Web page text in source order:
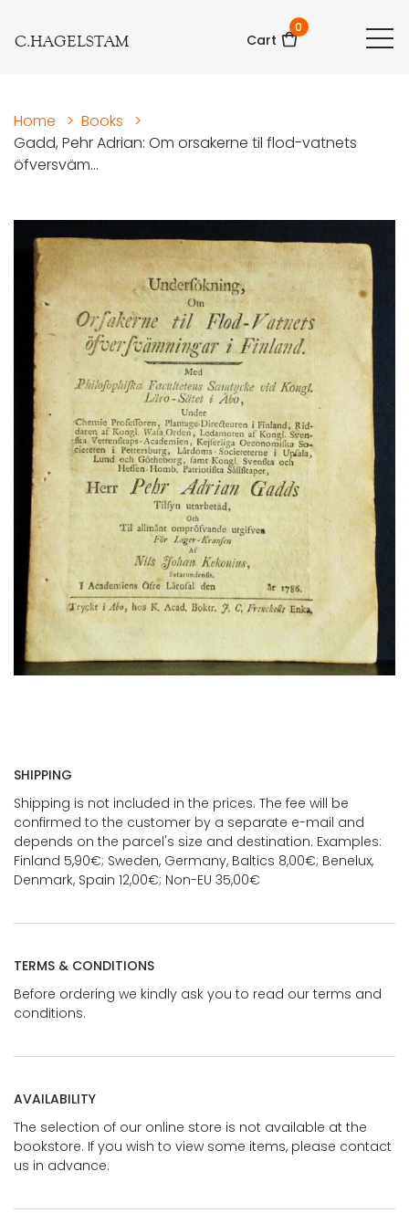
C.HAGELSTAM Cart
0
Home > Books
>
Gadd, Pehr Adrian: Om orsakerne til flod-vatnets
öfversväm...
SHIPPING
Shipping is not included in the prices. The fee will be
confirmed to the customer by a separate e-mail and
depends on the parcel's size and destination. Examples:
Finland 5,90€; Sweden, Germany, Baltics 8,00€; Benelux,
Denmark, Spain 12,00€; Non-EU 35,00€
TERMS & CONDITIONS
Before ordering we kindly ask you to read our terms and
conditions.
AVAILABILITY
The selection of our online store is not available at the
bookstore. If you wish to view some items, please contact
us in advance.